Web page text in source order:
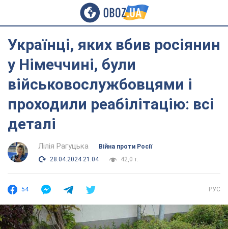
Українці, яких вбив росіянин
у Німеччині, були
військовослужбовцями і
проходили реабілітацію: всі
деталі
Лілія Рагуцька
Війна проти Росії
28.04.2024 21:04
42,0 т.
54 РУС